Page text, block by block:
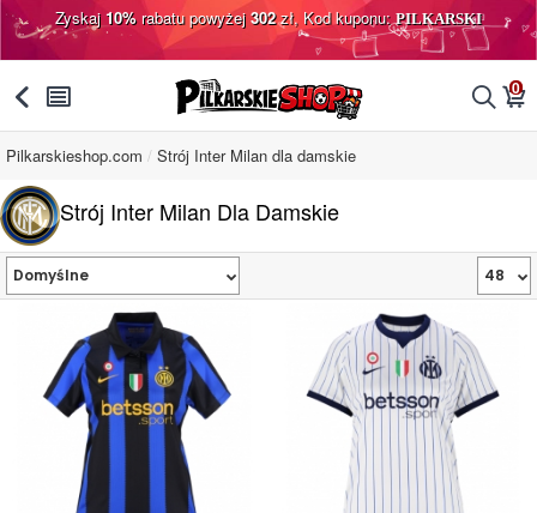
Zyskaj10%rabatu powyżej302zł, Kod kuponu:PILKARSKI
󰅯 󰂩 󰂨 0
󰃦
Pilkarskieshop.com Strój Inter Milan dla damskie
Strój Inter Milan Dla Damskie